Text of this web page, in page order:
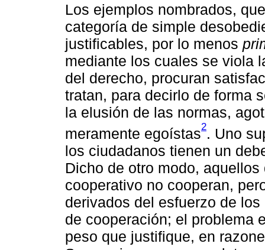
Los ejemplos nombrados,
categoría de simple
justificables, por lo menos
mediante los cuales se viola
del derecho, procuran
tratan, para decirlo de forma
la elusión de las normas,
meramente egoístas2. Uno
los ciudadanos tienen un
Dicho de otro modo,
cooperativo no cooperan,
derivados del esfuerzo de
de cooperación; el problema
peso que justifique, en